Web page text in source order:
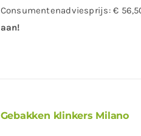
Consumentenadviesprijs: €
aan!
Gebakken klinkers Milano